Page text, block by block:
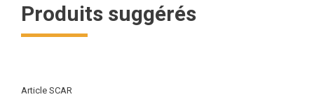
Produits suggérés
Article SCAR